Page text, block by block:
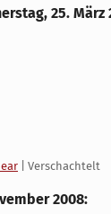
25. März
| Verschachtelt
2008: